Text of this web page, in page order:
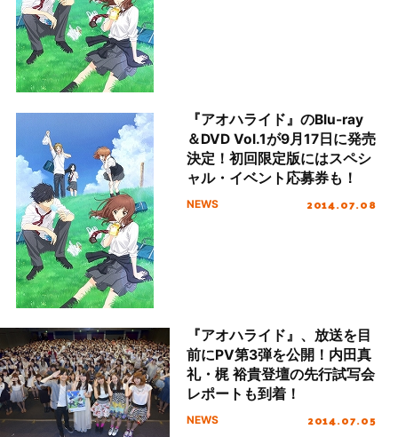
『アオハライド』のBlu-ray
＆DVD Vol.1が9月17日に発売
決定！初回限定版にはスペシ
ャル・イベント応募券も！
NEWS 2014.07.08
『アオハライド』、放送を目
前にPV第3弾を公開！内田真
礼・梶 裕貴登壇の先行試写会
レポートも到着！
NEWS 2014.07.05